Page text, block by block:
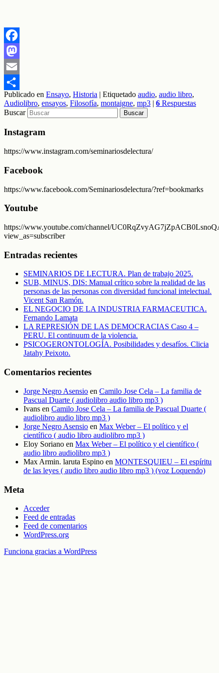
Facebook
Mastodon
Email
Compartir
Publicado en Ensayo, Historia | Etiquetado audio, audio libro,
Audiolibro, ensayos, Filosofía, montaigne, mp3 | 6 Respuestas
Buscar
Instagram
https://www.instagram.com/seminariosdelectura/
Facebook
https://www.facebook.com/Seminariosdelectura/?ref=bookmarks
Youtube
https://www.youtube.com/channel/
view_as=subscriber
Entradas recientes
SEMINARIOS DE LECTURA. Plan de trabajo 2025.
SUB, MINUS, DIS: Manual crítico sobre la realidad de las
personas de las personas con diversidad funcional intelectual.
Vicent San Ramón.
EL NEGOCIO DE LA INDUSTRIA FARMACEUTICA.
Fernando Lamata
LA REPRESIÓN DE LAS DEMOCRACIAS Caso 4 –
PERU. El continuum de la violencia.
PSICOGERONTOLOGÍA. Posibilidades y desafíos. Clicia
Jatahy Peixoto.
Comentarios recientes
Jorge Negro Asensio en Camilo Jose Cela – La familia de
Pascual Duarte ( audiolibro audio libro mp3 )
Ivans en Camilo Jose Cela – La familia de Pascual Duarte (
audiolibro audio libro mp3 )
Jorge Negro Asensio en Max Weber – El político y el
científico ( audio libro audiolibro mp3 )
Eloy Soriano en Max Weber – El político y el científico (
audio libro audiolibro mp3 )
Max Armin. laruta Espino en MONTESQUIEU – El espíritu
de las leyes ( audio libro audio libro mp3 ) (voz Loquendo)
Meta
Acceder
Feed de entradas
Feed de comentarios
WordPress.org
Funciona gracias a WordPress